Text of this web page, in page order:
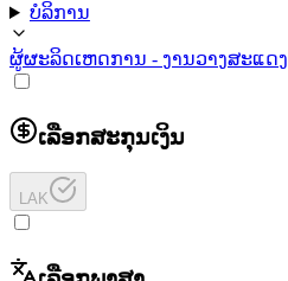
ບໍລິການ
ຜູ້ຜະລິດເຫດການ - ງານວາງສະແດງ
ເລືອກສະກຸນເງິນ
LAK